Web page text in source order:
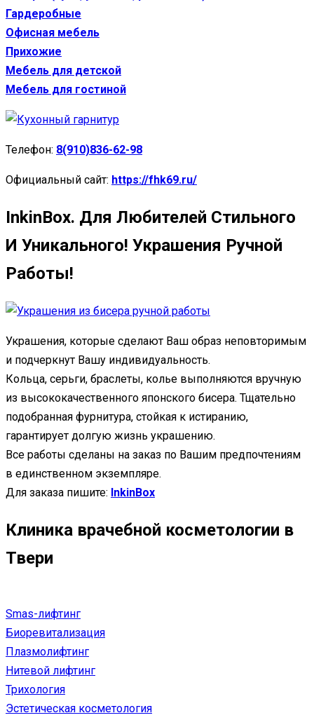
Гардеробные
Офисная мебель
Прихожие
Мебель для детской
Мебель для гостиной
Телефон: 8(910)836-62-98
Официальный сайт: https://fhk69.ru/
InkinBox. Для Любителей Стильного
И Уникального! Украшения Ручной
Работы!
Украшения, которые сделают Ваш образ неповторимым
и подчеркнут Вашу индивидуальность.
Кольца, серьги, браслеты, колье выполняются вручную
из высококачественного японского бисера. Тщательно
подобранная фурнитура, стойкая к истиранию,
гарантирует долгую жизнь украшению.
Все работы сделаны на заказ по Вашим предпочтениям
в единственном экземпляре.
Для заказа пишите: InkinBox
Клиника врачебной косметологии в
Твери
Smas-лифтинг
Биоревитализация
Плазмолифтинг
Нитевой лифтинг
Трихология
Эстетическая косметология